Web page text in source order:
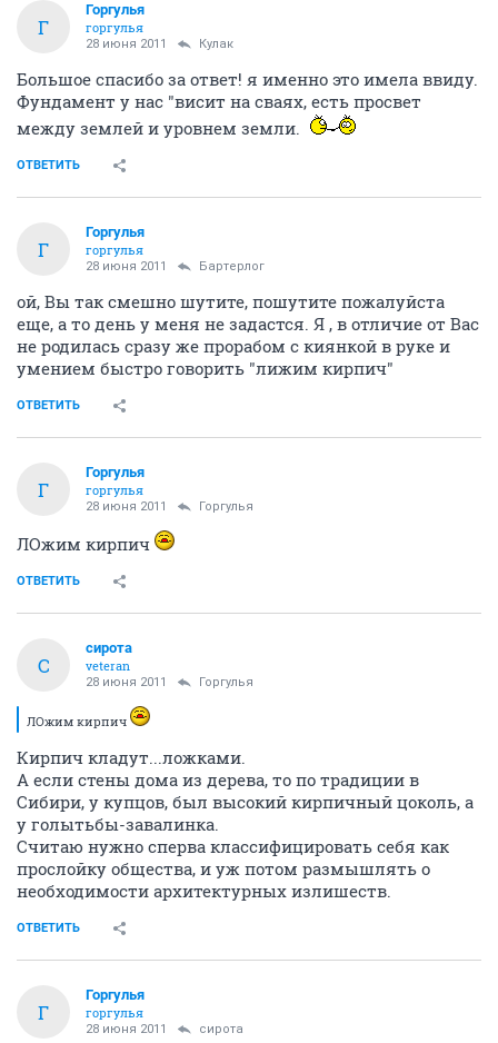
Г
Горгулья
горгулья
28 июня 2011 Кулак
Большое спасибо за ответ! я именно это имела ввиду.
Фундамент у нас "висит на сваях, есть просвет
между землей и уровнем земли.
ОТВЕТИТЬ
Г
Горгулья
горгулья
28 июня 2011 Бартерлог
ой, Вы так смешно шутите, пошутите пожалуйста
еще, а то день у меня не задастся. Я , в отличие от Вас
не родилась сразу же прорабом с киянкой в руке и
умением быстро говорить "лижим кирпич"
ОТВЕТИТЬ
Г
Горгулья
горгулья
28 июня 2011 Горгулья
ЛОжим кирпич
ОТВЕТИТЬ
С
сирота
veteran
28 июня 2011 Горгулья
ЛОжим кирпич
Кирпич кладут...ложками.
А если стены дома из дерева, то по традиции в
Сибири, у купцов, был высокий кирпичный цоколь, а
у голытьбы-завалинка.
Считаю нужно сперва классифицировать себя как
прослойку общества, и уж потом размышлять о
необходимости архитектурных излишеств.
ОТВЕТИТЬ
Г
Горгулья
горгулья
28 июня 2011 сирота